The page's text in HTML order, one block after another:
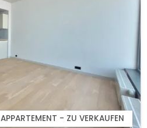
APPARTEMENT - ZU VERKAUFEN